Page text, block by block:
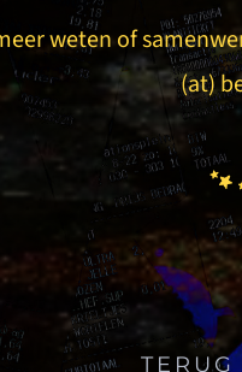
weten of
(at)